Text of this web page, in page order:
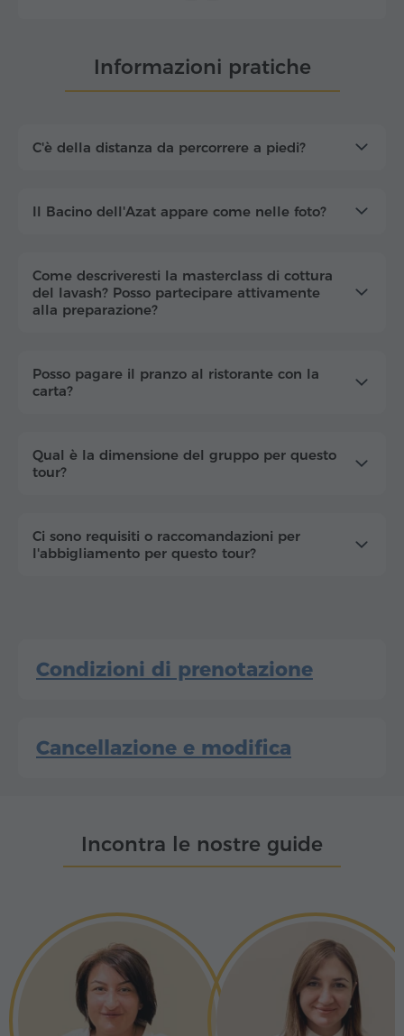
Informazioni pratiche
C'è della distanza da percorrere a piedi?
Il Bacino dell'Azat appare come nelle foto?
Come descriveresti la masterclass di cottura
del lavash? Posso partecipare attivamente
alla preparazione?
Posso pagare il pranzo al ristorante con la
carta?
Qual è la dimensione del gruppo per questo
tour?
Ci sono requisiti o raccomandazioni per
l'abbigliamento per questo tour?
Condizioni di prenotazione
Cancellazione e modifica
Incontra le nostre guide